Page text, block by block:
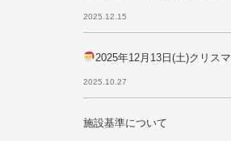
2025.12.15
2025年12月13日(土)クリス
2025.10.27
施設基準について